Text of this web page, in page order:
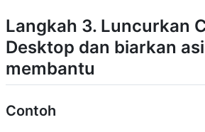
Langkah 3. Luncurkan
Desktop dan biarkan
membantu
Contoh